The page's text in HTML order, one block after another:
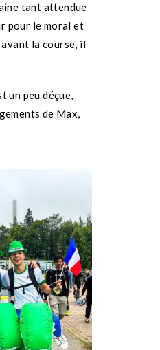
tant attendue
pour le moral et
la course, il
un peu déçue,
de Max,